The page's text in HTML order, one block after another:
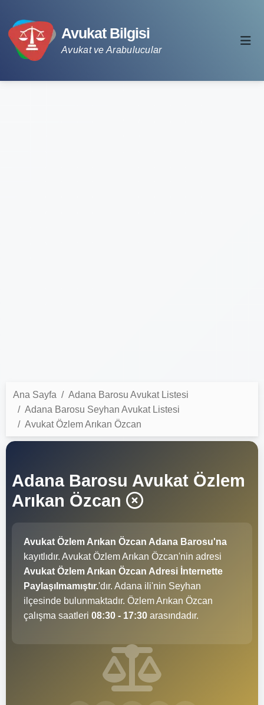
Avukat Bilgisi
Avukat ve Arabulucular
Ana Sayfa
Adana Barosu Avukat Listesi
Adana Barosu Seyhan Avukat Listesi
Avukat Özlem Arıkan Özcan
Adana Barosu Avukat Özlem
Arıkan Özcan
Avukat Özlem Arıkan Özcan Adana Barosu'na
kayıtlıdır. Avukat Özlem Arıkan Özcan'nin adresi
Avukat Özlem Arıkan Özcan Adresi İnternette
Paylaşılmamıştır.'dır. Adana ili'nin Seyhan
ilçesinde bulunmaktadır. Özlem Arıkan Özcan
çalışma saatleri 08:30 - 17:30 arasındadır.